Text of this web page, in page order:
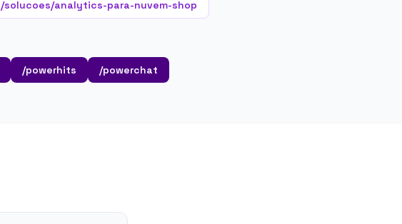
/solucoes/analytics-para-nuvem-shop
/powerhits /powerchat